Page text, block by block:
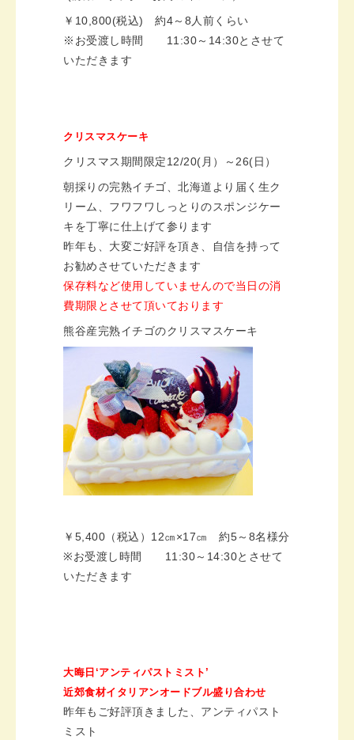
￥10,800(税込) 約4～ 8 人前くらい
※ お受渡し時間 11:30～ 14:30とさせて
いただきます
クリスマスケーキ
クリスマス期間限定12/20(月）～ 26(日）
朝採りの完熟イチゴ、北海道より届く生ク
リーム、フワフワしっとりのスポンジケー
キを丁寧に仕上げて参ります
昨年も、大変ご好評を頂き、自信を持って
お勧めさせていただきます
保存料など使用していませんので当日の消
費期限とさせて頂いております
熊谷産完熟イチゴのクリスマスケーキ
￥ 5,400 （税込） 12㎝×17㎝ 約5～ 8名様分
※お受渡し時間 11:30～ 14:30とさせて
いただきます
大晦日‘アンティパストミスト’
近郊食材イタリアンオードブル盛り合わせ
昨年もご好評頂きました、アンティパスト
ミスト